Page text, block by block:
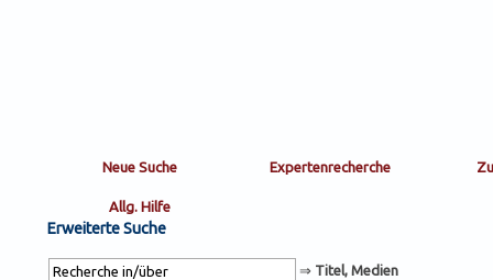
Erweiterte Suche
⇒ Titel, Medien